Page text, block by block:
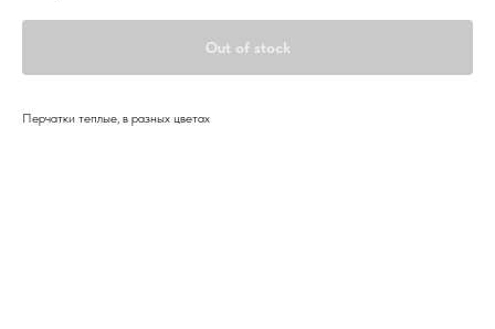
Out of stock
Перчатки теплые, в разных цветах